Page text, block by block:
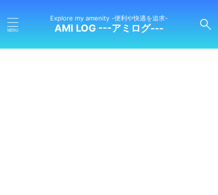
Explore my amenity -便利や快適を追求-
AMI LOG ---アミログ---